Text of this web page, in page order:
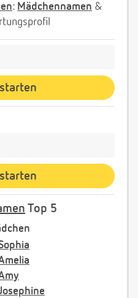
: Mädchennamen &
Top 5